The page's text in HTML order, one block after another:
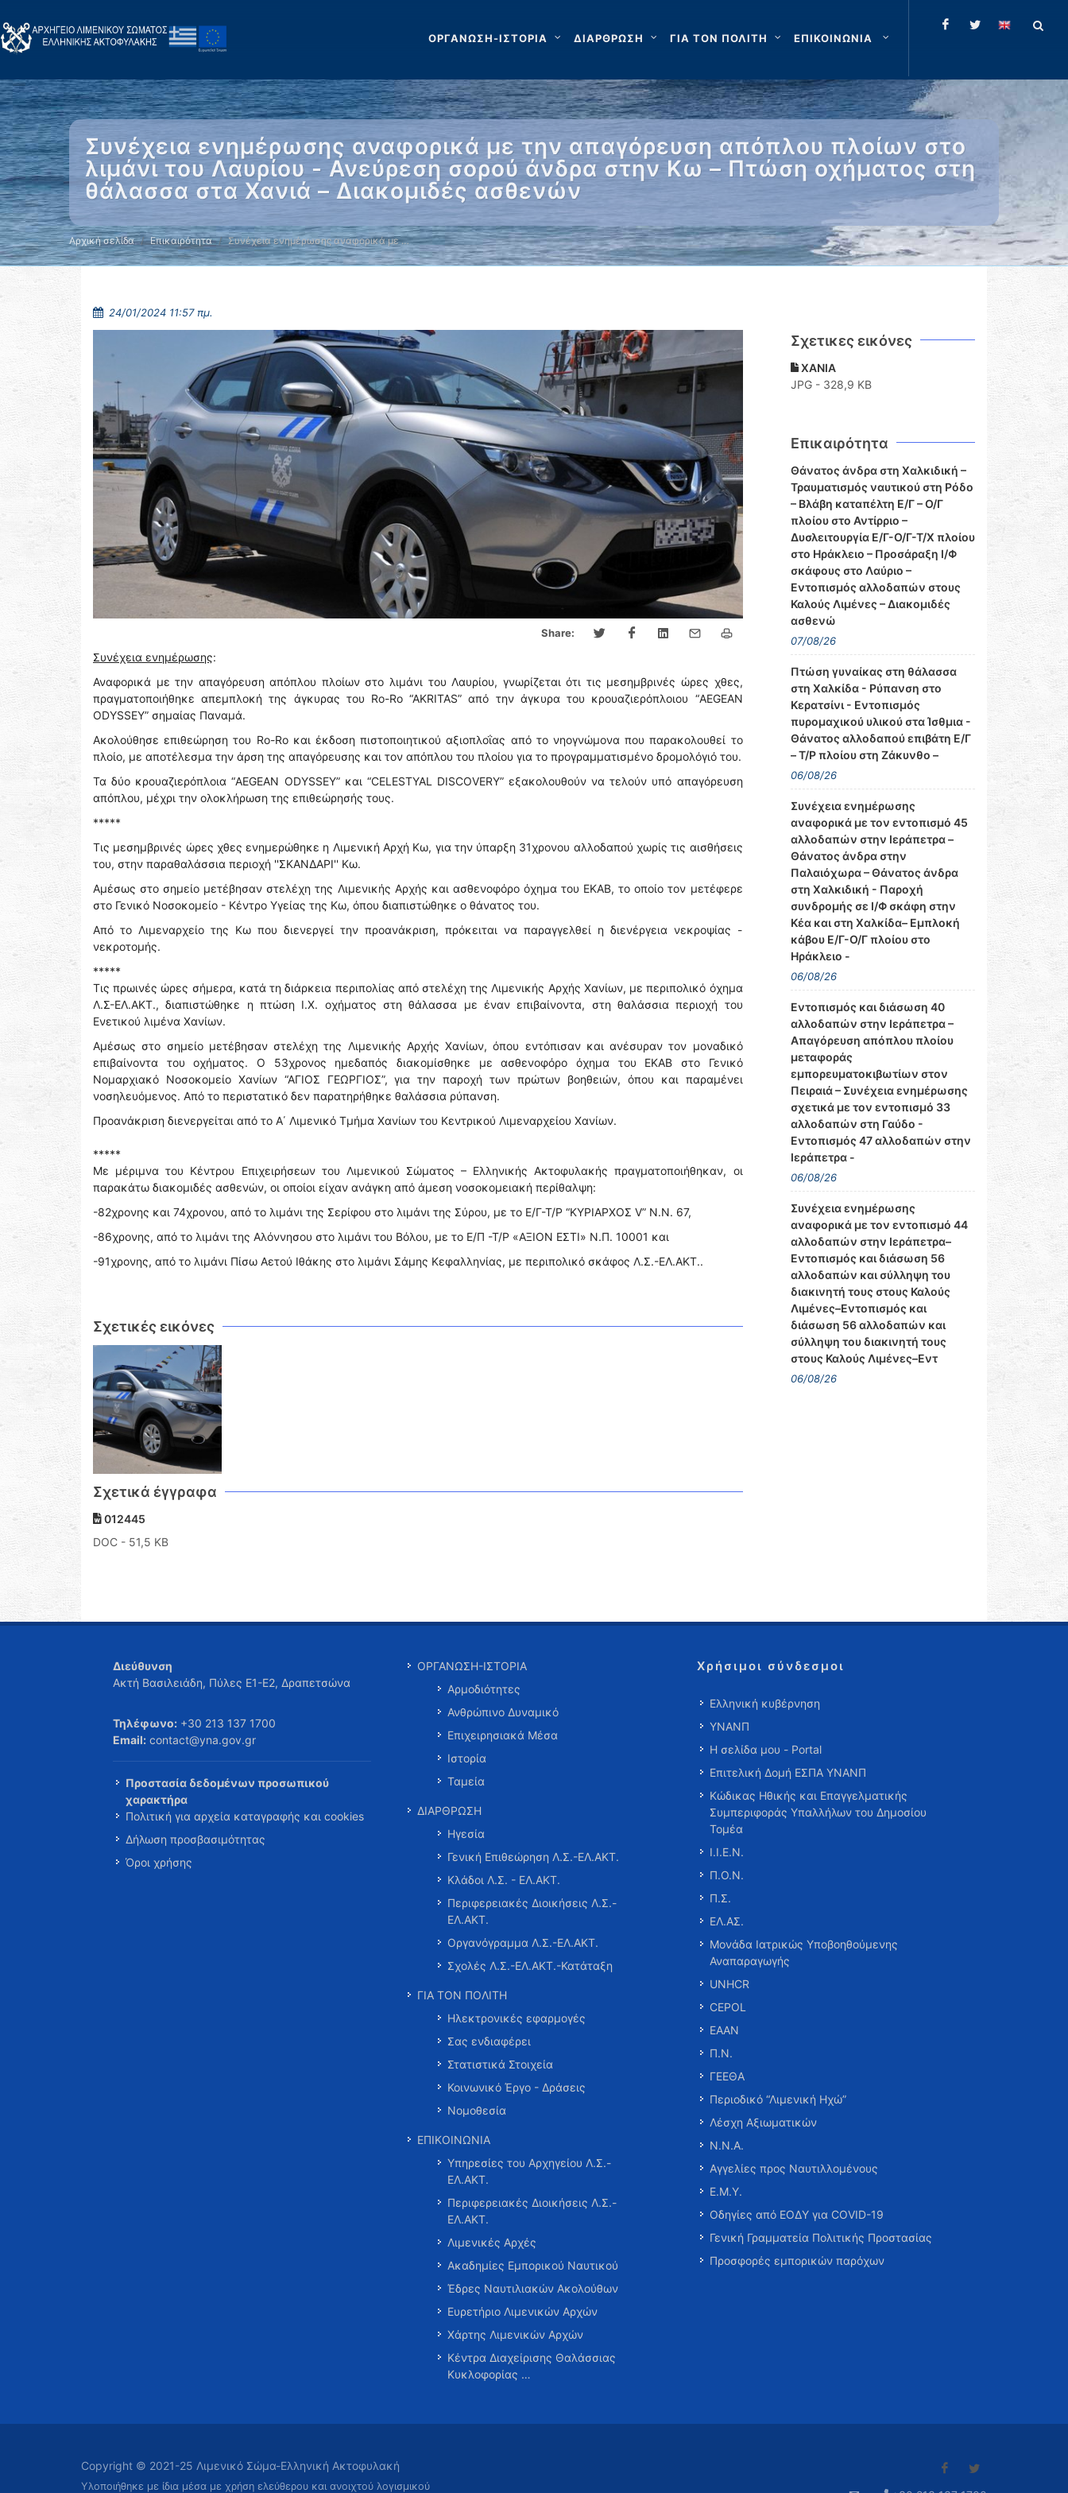
ΟΡΓΑΝΩΣΗ-ΙΣΤΟΡΙΑ ΔΙΑΡΘΡΩΣΗ ΓΙΑ ΤΟΝ ΠΟΛΙΤΗ ΕΠΙΚΟΙΝΩΝΙΑ
Συνέχεια ενημέρωσης αναφορικά με την απαγόρευση απόπλου πλοίων στο
λιμάνι του Λαυρίου - Ανεύρεση σορού άνδρα στην Κω – Πτώση οχήματος στη
θάλασσα στα Χανιά – Διακομιδές ασθενών
Αρχική σελίδα Επικαιρότητα Συνέχεια ενημέρωσης αναφορικά με …
24/01/2024 11:57 πμ.
Share:
Συνέχεια ενημέρωσης:
Αναφορικά με την απαγόρευση απόπλου πλοίων στο λιμάνι του Λαυρίου, γνωρίζεται ότι τις μεσημβρινές ώρες χθες,
πραγματοποιήθηκε απεμπλοκή της άγκυρας του Ro-Ro “AKRITAS” από την άγκυρα του κρουαζιερόπλοιου “AEGEAN
ODYSSEY” σημαίας Παναμά.
Ακολούθησε επιθεώρηση του Ro-Ro και έκδοση πιστοποιητικού αξιοπλοΐας από το νηογνώμονα που παρακολουθεί το
πλοίο, με αποτέλεσμα την άρση της απαγόρευσης και τον απόπλου του πλοίου για το προγραμματισμένο δρομολόγιό του.
Τα δύο κρουαζιερόπλοια “AEGEAN ODYSSEY” και “CELESTYAL DISCOVERY” εξακολουθούν να τελούν υπό απαγόρευση
απόπλου, μέχρι την ολοκλήρωση της επιθεώρησής τους.
*****
Τις μεσημβρινές ώρες χθες ενημερώθηκε η Λιμενική Αρχή Κω, για την ύπαρξη 31χρονου αλλοδαπού χωρίς τις αισθήσεις
του, στην παραθαλάσσια περιοχή ''ΣΚΑΝΔΑΡΙ'' Κω.
Αμέσως στο σημείο μετέβησαν στελέχη της Λιμενικής Αρχής και ασθενοφόρο όχημα του ΕΚΑΒ, το οποίο τον μετέφερε
στο Γενικό Νοσοκομείο - Κέντρο Υγείας της Κω, όπου διαπιστώθηκε ο θάνατος του.
Από το Λιμεναρχείο της Κω που διενεργεί την προανάκριση, πρόκειται να παραγγελθεί η διενέργεια νεκροψίας -
νεκροτομής.
*****
Τις πρωινές ώρες σήμερα, κατά τη διάρκεια περιπολίας από στελέχη της Λιμενικής Αρχής Χανίων, με περιπολικό όχημα
Λ.Σ-ΕΛ.ΑΚΤ., διαπιστώθηκε η πτώση Ι.Χ. οχήματος στη θάλασσα με έναν επιβαίνοντα, στη θαλάσσια περιοχή του
Ενετικού λιμένα Χανίων.
Αμέσως στο σημείο μετέβησαν στελέχη της Λιμενικής Αρχής Χανίων, όπου εντόπισαν και ανέσυραν τον μοναδικό
επιβαίνοντα του οχήματος. Ο 53χρονος ημεδαπός διακομίσθηκε με ασθενοφόρο όχημα του ΕΚΑΒ στο Γενικό
Νομαρχιακό Νοσοκομείο Χανίων “ΑΓΙΟΣ ΓΕΩΡΓΙΟΣ”, για την παροχή των πρώτων βοηθειών, όπου και παραμένει
νοσηλευόμενος. Από το περιστατικό δεν παρατηρήθηκε θαλάσσια ρύπανση.
Προανάκριση διενεργείται από το Α΄ Λιμενικό Τμήμα Χανίων του Κεντρικού Λιμεναρχείου Χανίων.
*****
Με μέριμνα του Κέντρου Επιχειρήσεων του Λιμενικού Σώματος – Ελληνικής Ακτοφυλακής πραγματοποιήθηκαν, οι
παρακάτω διακομιδές ασθενών, οι οποίοι είχαν ανάγκη από άμεση νοσοκομειακή περίθαλψη:
-82χρονης και 74χρονου, από το λιμάνι της Σερίφου στο λιμάνι της Σύρου, με το Ε/Γ-Τ/Ρ “ΚΥΡΙΑΡΧΟΣ V” N.N. 67,
-86χρονης, από το λιμάνι της Αλόννησου στο λιμάνι του Βόλου, με το Ε/Π -Τ/Ρ «ΑΞΙΟΝ ΕΣΤΙ» Ν.Π. 10001 και
-91χρονης, από το λιμάνι Πίσω Αετού Ιθάκης στο λιμάνι Σάμης Κεφαλληνίας, με περιπολικό σκάφος Λ.Σ.-ΕΛ.ΑΚΤ..
Σχετικές εικόνες
Σχετικά έγγραφα
012445
DOC - 51,5 KB
Σχετικες εικόνες
ΧΑΝΙΑ
JPG - 328,9 KB
Επικαιρότητα
Θάνατος άνδρα στη Χαλκιδική –
Τραυματισμός ναυτικού στη Ρόδο
– Βλάβη καταπέλτη Ε/Γ – Ο/Γ
πλοίου στο Αντίρριο –
Δυσλειτουργία Ε/Γ-Ο/Γ-Τ/Χ πλοίου
στο Ηράκλειο – Προσάραξη Ι/Φ
σκάφους στο Λαύριο –
Εντοπισμός αλλοδαπών στους
Καλούς Λιμένες – Διακομιδές
ασθενώ
07/08/26
Πτώση γυναίκας στη θάλασσα
στη Χαλκίδα - Ρύπανση στο
Κερατσίνι - Εντοπισμός
πυρομαχικού υλικού στα Ίσθμια -
Θάνατος αλλοδαπού επιβάτη Ε/Γ
– Τ/Ρ πλοίου στη Ζάκυνθο –
06/08/26
Συνέχεια ενημέρωσης
αναφορικά με τον εντοπισμό 45
αλλοδαπών στην Ιεράπετρα –
Θάνατος άνδρα στην
Παλαιόχωρα – Θάνατος άνδρα
στη Χαλκιδική - Παροχή
συνδρομής σε Ι/Φ σκάφη στην
Κέα και στη Χαλκίδα– Εμπλοκή
κάβου Ε/Γ-Ο/Γ πλοίου στο
Ηράκλειο -
06/08/26
Εντοπισμός και διάσωση 40
αλλοδαπών στην Ιεράπετρα –
Απαγόρευση απόπλου πλοίου
μεταφοράς
εμπορευματοκιβωτίων στον
Πειραιά – Συνέχεια ενημέρωσης
σχετικά με τον εντοπισμό 33
αλλοδαπών στη Γαύδο -
Εντοπισμός 47 αλλοδαπών στην
Ιεράπετρα -
06/08/26
Συνέχεια ενημέρωσης
αναφορικά με τον εντοπισμό 44
αλλοδαπών στην Ιεράπετρα–
Εντοπισμός και διάσωση 56
αλλοδαπών και σύλληψη του
διακινητή τους στους Καλούς
Λιμένες–Εντοπισμός και
διάσωση 56 αλλοδαπών και
σύλληψη του διακινητή τους
στους Καλούς Λιμένες–Εντ
06/08/26
Διεύθυνση
Ακτή Βασιλειάδη, Πύλες Ε1-Ε2, Δραπετσώνα
Τηλέφωνο: +30 213 137 1700
Email: contact@yna.gov.gr
Προστασία δεδομένων προσωπικού
χαρακτήρα
Πολιτική για αρχεία καταγραφής και cookies
Δήλωση προσβασιμότητας
Όροι χρήσης
ΟΡΓΑΝΩΣΗ-ΙΣΤΟΡΙΑ
Αρμοδιότητες
Ανθρώπινο Δυναμικό
Επιχειρησιακά Μέσα
Ιστορία
Ταμεία
ΔΙΑΡΘΡΩΣΗ
Ηγεσία
Γενική Επιθεώρηση Λ.Σ.-ΕΛ.ΑΚΤ.
Κλάδοι Λ.Σ. - ΕΛ.ΑΚΤ.
Περιφερειακές Διοικήσεις Λ.Σ.-
ΕΛ.ΑΚΤ.
Οργανόγραμμα Λ.Σ.-ΕΛ.ΑΚΤ.
Σχολές Λ.Σ.-ΕΛ.ΑΚΤ.-Κατάταξη
ΓΙΑ ΤΟΝ ΠΟΛΙΤΗ
Ηλεκτρονικές εφαρμογές
Σας ενδιαφέρει
Στατιστικά Στοιχεία
Κοινωνικό Έργο - Δράσεις
Νομοθεσία
ΕΠΙΚΟΙΝΩΝΙΑ
Υπηρεσίες του Αρχηγείου Λ.Σ.-
ΕΛ.ΑΚΤ.
Περιφερειακές Διοικήσεις Λ.Σ.-
ΕΛ.ΑΚΤ.
Λιμενικές Αρχές
Ακαδημίες Εμπορικού Ναυτικού
Έδρες Ναυτιλιακών Ακολούθων
Ευρετήριο Λιμενικών Αρχών
Χάρτης Λιμενικών Αρχών
Κέντρα Διαχείρισης Θαλάσσιας
Κυκλοφορίας …
Χρήσιμοι σύνδεσμοι
Ελληνική κυβέρνηση
ΥΝΑΝΠ
Η σελίδα μου - Portal
Επιτελική Δομή ΕΣΠΑ ΥΝΑΝΠ
Κώδικας Ηθικής και Επαγγελματικής
Συμπεριφοράς Υπαλλήλων του Δημοσίου
Τομέα
Ι.Ι.Ε.Ν.
Π.Ο.Ν.
Π.Σ.
ΕΛ.ΑΣ.
Μονάδα Ιατρικώς Υποβοηθούμενης
Αναπαραγωγής
UNHCR
CEPOL
ΕΑΑΝ
Π.Ν.
ΓΕΕΘΑ
Περιοδικό “Λιμενική Ηχώ”
Λέσχη Αξιωματικών
Ν.Ν.Α.
Αγγελίες προς Ναυτιλλομένους
Ε.Μ.Υ.
Οδηγίες από ΕΟΔΥ για COVID-19
Γενική Γραμματεία Πολιτικής Προστασίας
Προσφορές εμπορικών παρόχων
Copyright © 2021-25 Λιμενικό Σώμα-Ελληνική Ακτοφυλακή
Υλοποιήθηκε με ίδια μέσα με χρήση ελεύθερου και ανοιχτού λογισμικού